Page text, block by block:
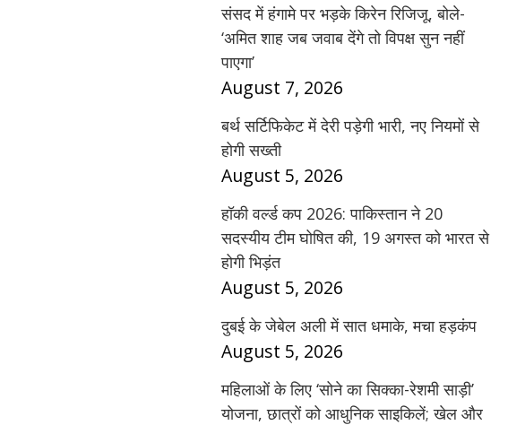
संसद में हंगामे पर भड़के किरेन रिजिजू, बोले-
‘अमित शाह जब जवाब देंगे तो विपक्ष सुन नहीं
पाएगा’
August 7, 2026
बर्थ सर्टिफिकेट में देरी पड़ेगी भारी, नए नियमों से
होगी सख्ती
August 5, 2026
हॉकी वर्ल्ड कप 2026: पाकिस्तान ने 20
सदस्यीय टीम घोषित की, 19 अगस्त को भारत से
होगी भिड़ंत
August 5, 2026
दुबई के जेबेल अली में सात धमाके, मचा हड़कंप
August 5, 2026
महिलाओं के लिए ‘सोने का सिक्का-रेशमी साड़ी’
योजना, छात्रों को आधुनिक साइकिलें; खेल और